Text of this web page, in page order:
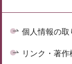
個人情報の取
リンク・著